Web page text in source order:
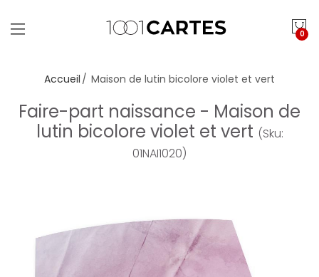
0
Accueil Maison de lutin bicolore violet et vert
Faire-part naissance - Maison de
lutin bicolore violet et vert (Sku:
01NAI1020)